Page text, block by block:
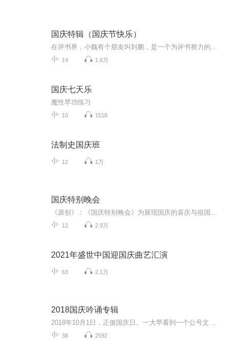
国庆特辑（国庆节快乐）
14 1.6万
国庆七天乐
魔性早功练习
10 1518
法制史国庆班
12 1万
国庆特别晚会
12 2.9万
2021年盛世中国迎国庆曲艺汇演
63 2.1万
2018国庆吟诵专辑
38 2592